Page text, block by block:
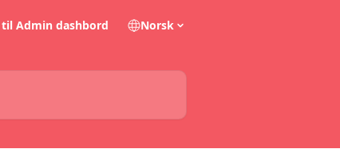
til Admin dashbord Norsk